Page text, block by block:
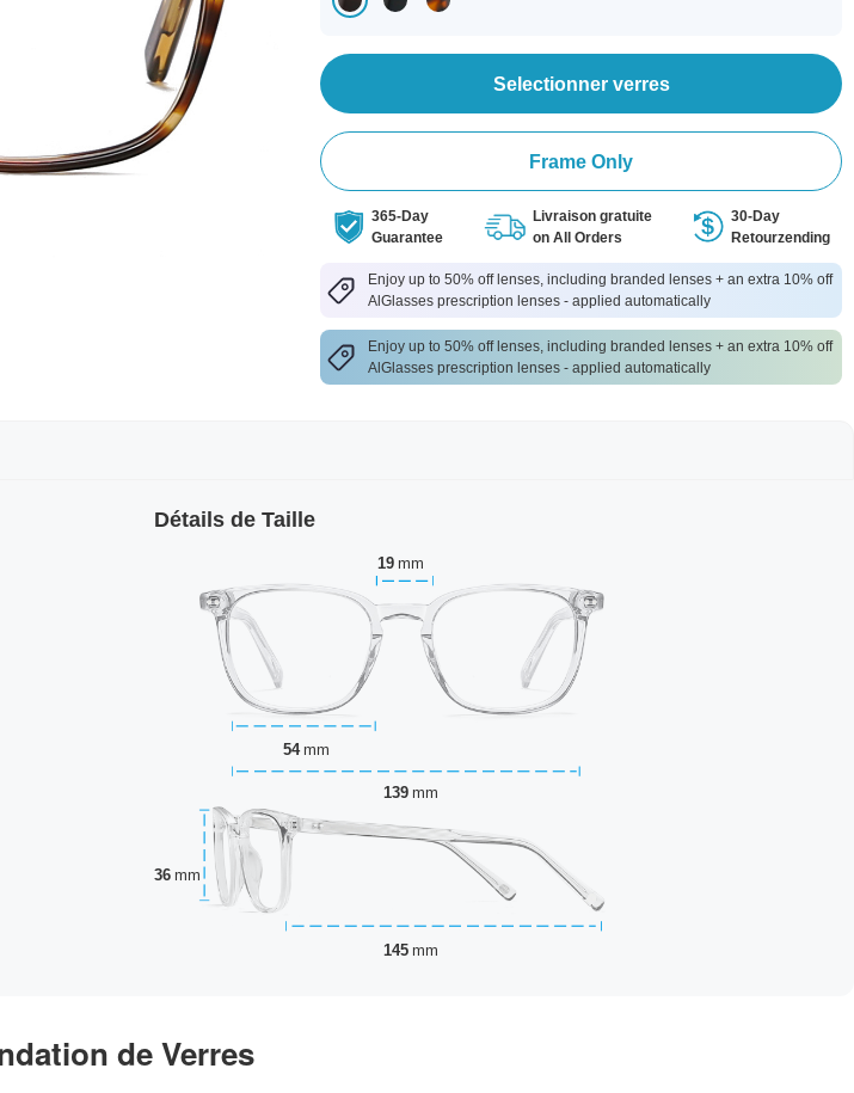
Selectionner verres
Frame Only
365-Day
Guarantee
Livraison gratuite
on All Orders
30-Day
Retourzending
Enjoy up to 50% off lenses, including branded lenses + an extra 10% off
AlGlasses prescription lenses - applied automatically
Enjoy up to 50% off lenses, including branded lenses + an extra 10% off
AlGlasses prescription lenses - applied automatically
Détails de Taille
19 mm
54 mm
36 mm
139 mm
145 mm
de Verres